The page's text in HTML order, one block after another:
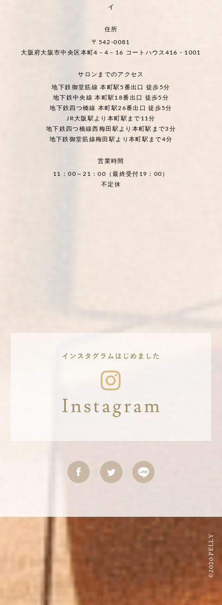
ィ
住所
〒542-0081
大阪府大阪市中央区本町4－4－16 コートハウス416・1001
サロンまでのアクセス
地下鉄御堂筋線 本町駅5番出口 徒歩5分
地下鉄中央線 本町駅18番出口 徒歩5分
地下鉄四つ橋線 本町駅26番出口 徒歩5分
JR大阪駅より本町駅まで11分
地下鉄四つ橋線西梅田駅より本町駅まで3分
地下鉄御堂筋線梅田駅より本町駅まで4分
営業時間
11：00～21：00（最終受付19：00）
不定休
©2020 PELLY